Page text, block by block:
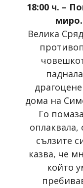
18:00 ч. –
Велика
дома на
Го
сълзите
казва, че
който